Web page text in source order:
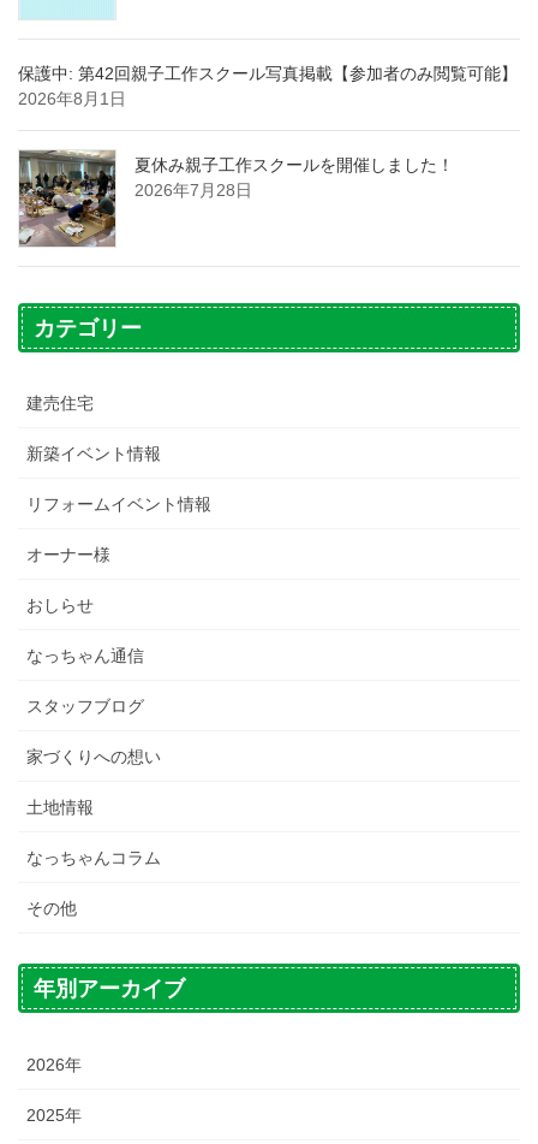
保護中: 第42回親子工作スクール写真掲載【参加者のみ閲覧可能】
2026年8月1日
夏休み親子工作スクールを開催しました！
2026年7月28日
カテゴリー
建売住宅
新築イベント情報
リフォームイベント情報
オーナー様
おしらせ
なっちゃん通信
スタッフブログ
家づくりへの想い
土地情報
なっちゃんコラム
その他
年別アーカイブ
2026年
2025年